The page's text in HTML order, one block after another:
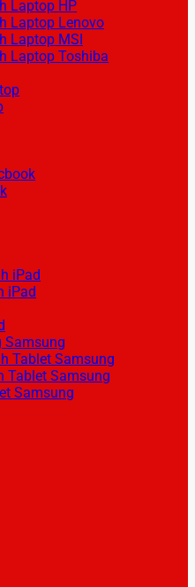
Laptop HP
Laptop Lenovo
Laptop MSI
Laptop Toshiba
iPad
iPad
Samsung
Tablet Samsung
Tablet Samsung
Samsung